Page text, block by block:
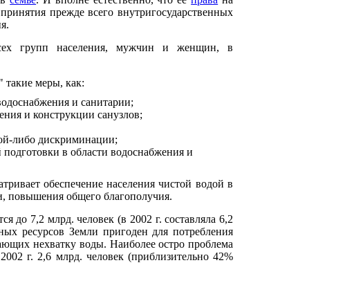
прежде всего внутригосударственных
групп населения, мужчин и женщин, в
меры, как:
и санитарии;
и конструкции санузлов;
либо дискриминации;
в области водоснабжения и
обеспечение населения чистой водой в
повышения общего благополучия.
7,2 млрд. человек (в 2002 г. составляла 6,2
ресурсов Земли пригоден для потребления
нехватку воды. Наиболее остро проблема
г. 2,6 млрд. человек (приблизительно 42%